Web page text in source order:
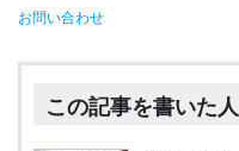
お問い合わせ
この記事を書いた人